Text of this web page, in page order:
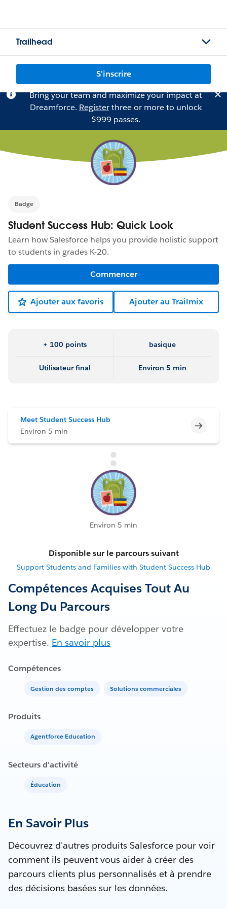
Trailhead
S'inscrire
Bring your team and maximize your impact at
Dreamforce. Registerthree or more to unlock
$999 passes.
Badge
Student Success Hub: Quick Look
Learn how Salesforce helps you provide holistic support
to students in grades K-20.
Commencer
Ajouter aux favoris Ajouter au Trailmix
+ 100 points basique
Utilisateur final Environ 5 min
Meet Student Success Hub
Environ 5 min
Environ 5 min
Disponible sur le parcours suivant
Support Students and Families with Student Success Hub
Compétences Acquises Tout Au
Long Du Parcours
Effectuez le badge pour développer votre
expertise. En savoir plus
Compétences
Gestion des comptes Solutions commerciales
Produits
Agentforce Education
Secteurs d'activité
Éducation
En Savoir Plus
Découvrez d'autres produits Salesforce pour voir
comment ils peuvent vous aider à créer des
parcours clients plus personnalisés et à prendre
des décisions basées sur les données.